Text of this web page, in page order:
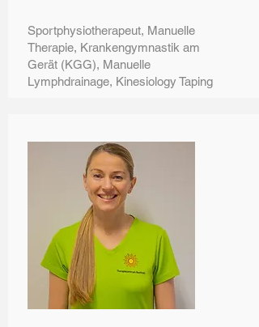
Sportphysiotherapeut, Manuelle
Therapie, Krankengymnastik am
Gerät (KGG), Manuelle
Lymphdrainage, Kinesiology Taping